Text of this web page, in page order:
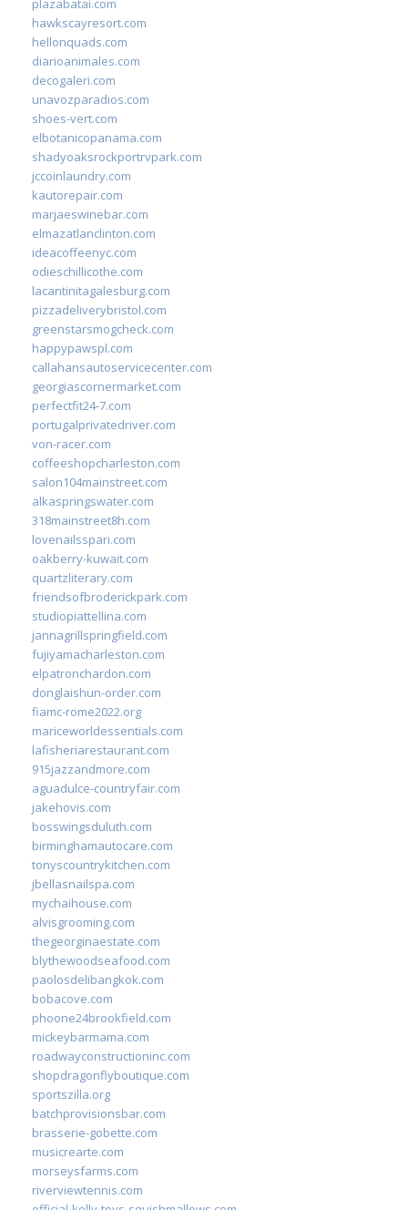
hawkscayresort.com
hellonquads.com
diarioanimales.com
decogaleri.com
unavozparadios.com
shoes-vert.com
elbotanicopanama.com
shadyoaksrockportrvpark.com
jccoinlaundry.com
kautorepair.com
marjaeswinebar.com
elmazatlanclinton.com
ideacoffeenyc.com
odieschillicothe.com
lacantinitagalesburg.com
pizzadeliverybristol.com
greenstarsmogcheck.com
happypawspl.com
callahansautoservicecenter.com
georgiascornermarket.com
perfectfit24-7.com
portugalprivatedriver.com
von-racer.com
coffeeshopcharleston.com
salon104mainstreet.com
alkaspringswater.com
318mainstreet8h.com
lovenailsspari.com
oakberry-kuwait.com
quartzliterary.com
friendsofbroderickpark.com
studiopiattellina.com
jannagrillspringfield.com
fujiyamacharleston.com
elpatronchardon.com
donglaishun-order.com
fiamc-rome2022.org
mariceworldessentials.com
lafisheriarestaurant.com
915jazzandmore.com
aguadulce-countryfair.com
jakehovis.com
bosswingsduluth.com
birminghamautocare.com
tonyscountrykitchen.com
jbellasnailspa.com
mychaihouse.com
alvisgrooming.com
thegeorginaestate.com
blythewoodseafood.com
paolosdelibangkok.com
bobacove.com
phoone24brookfield.com
mickeybarmama.com
roadwayconstructioninc.com
shopdragonflyboutique.com
sportszilla.org
batchprovisionsbar.com
brasserie-gobette.com
musicrearte.com
morseysfarms.com
riverviewtennis.com